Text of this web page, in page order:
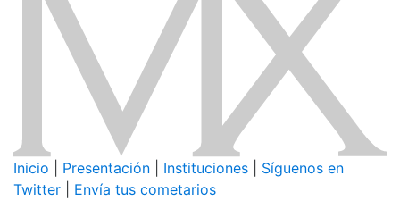
Inicio Presentación Instituciones
Síguenos en
Twitter
Envía tus cometarios